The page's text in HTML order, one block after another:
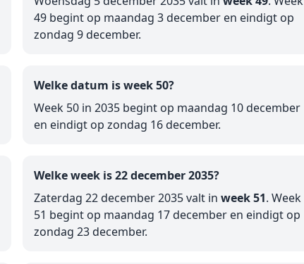
49 begint op maandag 3 december en eindigt op
zondag 9 december.
Welke datum is week 50?
Week 50 in 2035 begint op maandag 10 december
en eindigt op zondag 16 december.
Welke week is 22 december 2035?
Zaterdag 22 december 2035 valt in week 51. Week
51 begint op maandag 17 december en eindigt op
zondag 23 december.